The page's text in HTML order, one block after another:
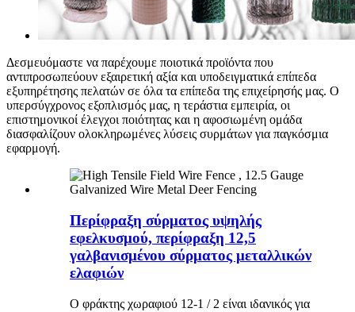
Δεσμευόμαστε να παρέχουμε ποιοτικά προϊόντα που
αντιπροσωπεύουν εξαιρετική αξία και υποδειγματικά επίπεδα
εξυπηρέτησης πελατών σε όλα τα επίπεδα της επιχείρησής μας. Ο
υπερσύγχρονος εξοπλισμός μας, η τεράστια εμπειρία, οι
επιστημονικοί έλεγχοι ποιότητας και η αφοσιωμένη ομάδα
διασφαλίζουν ολοκληρωμένες λύσεις συρμάτων για παγκόσμια
εφαρμογή.
Περίφραξη σύρματος υψηλής
εφελκυσμού, περίφραξη 12,5
γαλβανισμένου σύρματος μεταλλικών
ελαφιών
Ο φράκτης χωραφιού 12-1 / 2 είναι ιδανικός για